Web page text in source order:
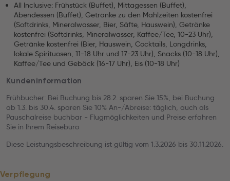
All Inclusive: Frühstück (Buffet), Mittagessen (Buffet),
Abendessen (Buffet), Getränke zu den Mahlzeiten kostenfrei
(Softdrinks, Mineralwasser, Bier, Säfte, Hauswein), Getränke
kostenfrei (Softdrinks, Mineralwasser, Kaffee/Tee, 10-23 Uhr),
Getränke kostenfrei (Bier, Hauswein, Cocktails, Longdrinks,
lokale Spirituosen, 11-18 Uhr und 17-23 Uhr), Snacks (10-18 Uhr),
Kaffee/Tee und Gebäck (16-17 Uhr), Eis (10-18 Uhr)
Kundeninformation
Frühbucher: Bei Buchung bis 28.2. sparen Sie 15%, bei Buchung
ab 1.3. bis 30.4. sparen Sie 10% An-/Abreise: täglich, auch als
Pauschalreise buchbar - Flugmöglichkeiten und Preise erfahren
Sie in Ihrem Reisebüro
Diese Leistungsbeschreibung ist gültig vom 1.3.2026 bis 30.11.2026.
Verpflegung